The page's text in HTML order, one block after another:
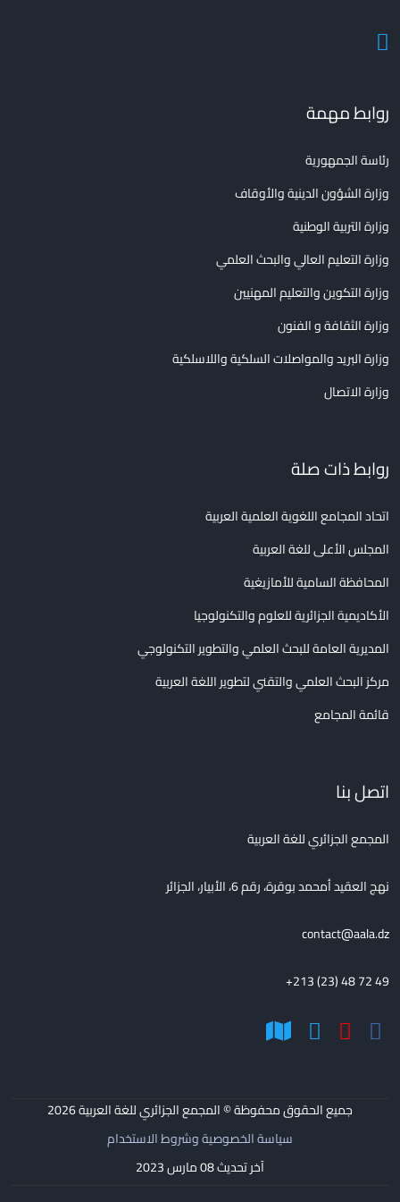
روابط مهمة
رئاسة الجمهورية
وزارة الشؤون الدينية والأوقاف
وزارة التربية الوطنية
وزارة التعليم العالي والبحث العلمي
وزارة التكوين والتعليم المهنيين
وزارة الثقافة و الفنون
وزارة البريد والمواصلات السلكية واللاسلكية
وزارة الاتصال
روابط ذات صلة
اتحاد المجامع اللغوية العلمية العربية
المجلس الأعلى للغة العربية
المحافظة السامية للأمازيغية
الأكاديمية الجزائرية للعلوم والتكنولوجيا
المديرية العامة للبحث العلمي والتطوير التكنولوجي
مركز البحث العلمي والتقني لتطوير اللغة العربية
قائمة المجامع
اتصل بنا
المجمع الجزائري للغة العربية
نهج العقيد أمحمد بوقرة، رقم 6، الأبيار، الجزائر
contact@aala.dz
+213 (23) 48 72 49
جميع الحقوق محفوظة © المجمع الجزائري للغة العربية2026
سياسة الخصوصية وشروط الاستخدام
آخر تحديث 08 مارس 2023